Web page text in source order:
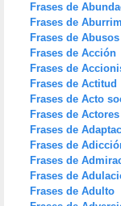
Frases de
Frases de
Frases de Abusos
Frases de Acción
Frases de
Frases de Actitud
Frases de Acto
Frases de Actores
Frases de
Frases de
Frases de
Frases de
Frases de Adulto